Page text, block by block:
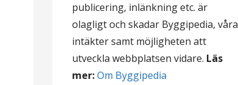
publicering, inlänkning etc. är
olagligt och skadar Byggipedia, våra
intäkter samt möjligheten att
utveckla webbplatsen vidare. Läs
mer:Om Byggipedia